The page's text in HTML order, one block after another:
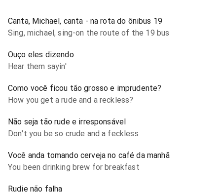
Canta, Michael, canta - na rota do ônibus 19
Sing, michael, sing-on the route of the 19 bus
Ouço eles dizendo
Hear them sayin'
Como você ficou tão grosso e imprudente?
How you get a rude and a reckless?
Não seja tão rude e irresponsável
Don't you be so crude and a feckless
Você anda tomando cerveja no café da manhã
You been drinking brew for breakfast
Rudie não falha